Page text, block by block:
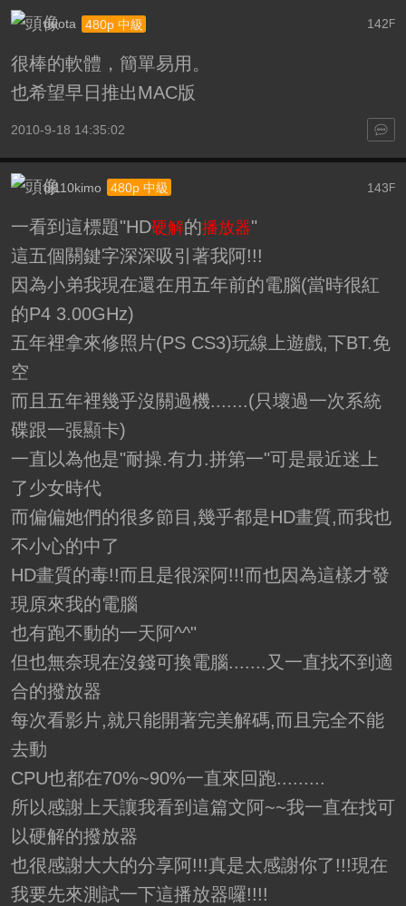
142 F
duota 480p 中級
很棒的軟體，簡單易用。
也希望早日推出MAC版
2010-9-18 14:35:02
143F
dj110kimo 480p 中級
一看到這標題"HD硬解的播放器"
這五個關鍵字深深吸引著我阿!!!
因為小弟我現在還在用五年前的電腦(當時很紅
的P4 3.00GHz)
五年裡拿來修照片(PS CS3)玩線上遊戲,下BT.免
空
而且五年裡幾乎沒關過機.......(只壞過一次系統
碟跟一張顯卡)
一直以為他是"耐操.有力.拼第一"可是最近迷上
了少女時代
而偏偏她們的很多節目,幾乎都是HD畫質,而我也
不小心的中了
HD畫質的毒!!而且是很深阿!!!而也因為這樣才發
現原來我的電腦
也有跑不動的一天阿^^"
但也無奈現在沒錢可換電腦.......又一直找不到適
合的撥放器
每次看影片,就只能開著完美解碼,而且完全不能
去動
CPU也都在70%~90%一直來回跑.........
所以感謝上天讓我看到這篇文阿~~我一直在找可
以硬解的撥放器
也很感謝大大的分享阿!!!真是太感謝你了!!!現在
我要先來測試一下這播放器囉!!!!